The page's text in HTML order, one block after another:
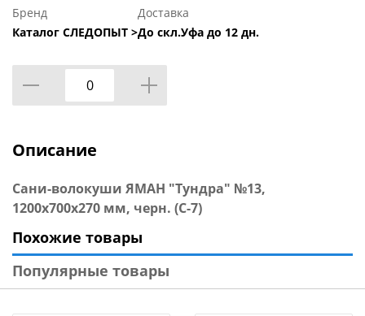
Бренд
Каталог СЛЕДОПЫТ >
Доставка
До скл.Уфа до 12 дн.
Описание
Сани-волокуши ЯМАН "Тундра" №13,
1200х700х270 мм, черн. (С-7)
Похожие товары
Популярные товары